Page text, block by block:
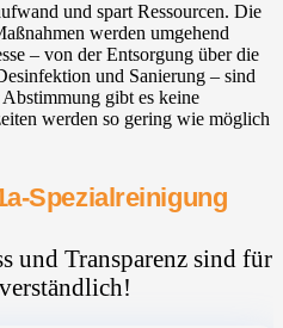
und spart Ressourcen. Die
werden umgehend
– von der Entsorgung über die
und Sanierung – sind
gibt es keine
werden so gering wie möglich
Spezialreinigung
und Transparenz sind für